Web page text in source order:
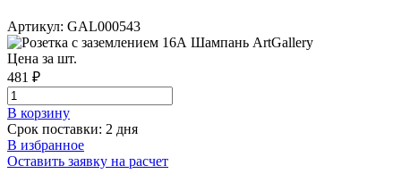
Артикул: GAL000543
Цена за шт.
481 ₽
В корзинy
Срок поставки: 2 дня
В избранное
Оставить заявку на расчет